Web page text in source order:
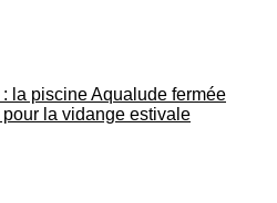
la piscine Aqualude fermée
pour la vidange estivale